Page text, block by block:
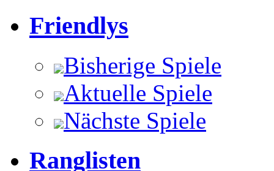
Friendlys
Bisherige Spiele
Aktuelle Spiele
Nächste Spiele
Ranglisten